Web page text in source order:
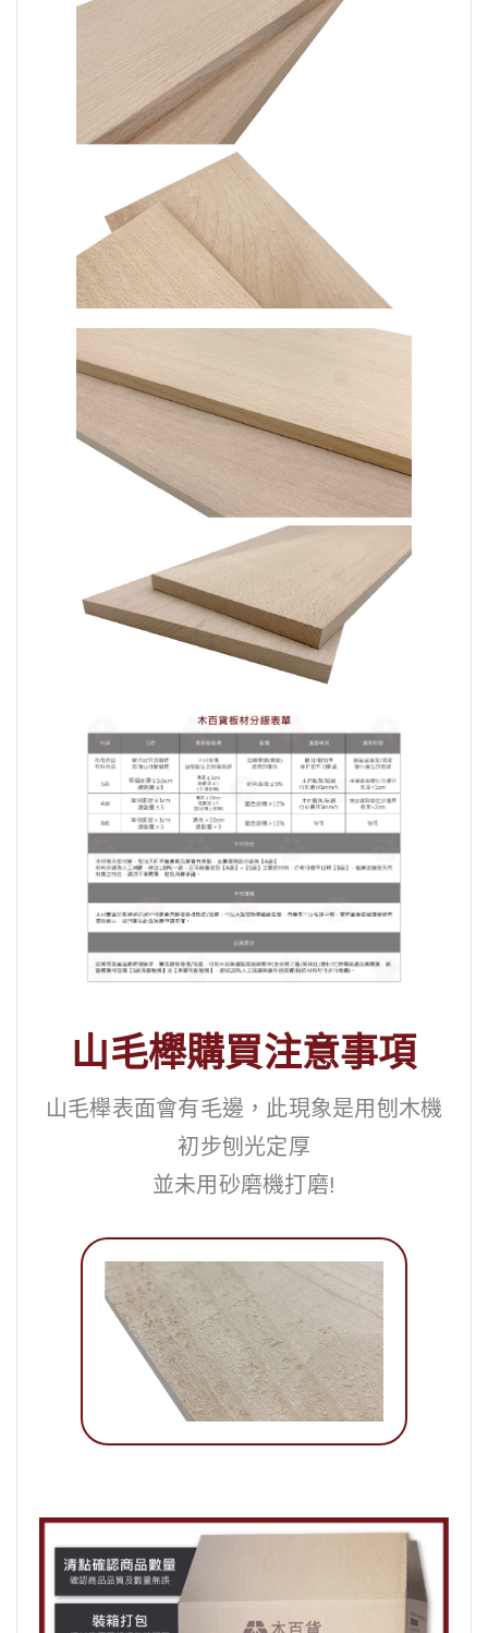
山毛櫸購買注意事項
山毛櫸表面會有毛邊，此現象是用刨木機
初步刨光定厚
並未用砂磨機打磨!